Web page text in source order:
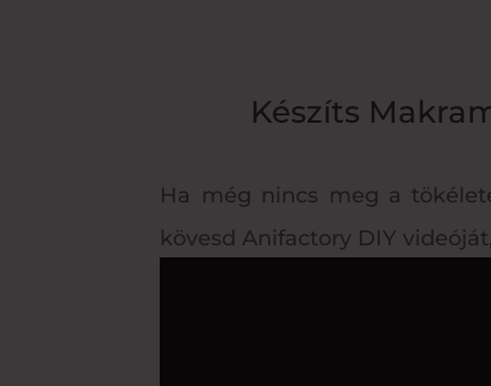
Készíts
Ha még nincs meg a
kövesd Anifactory DIY